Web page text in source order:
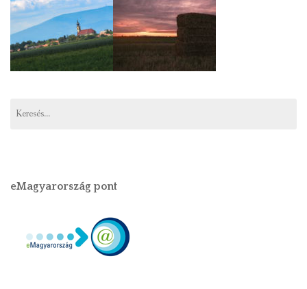
eMagyarország pont